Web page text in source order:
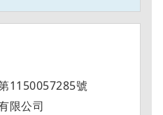
1150057285號
限公司